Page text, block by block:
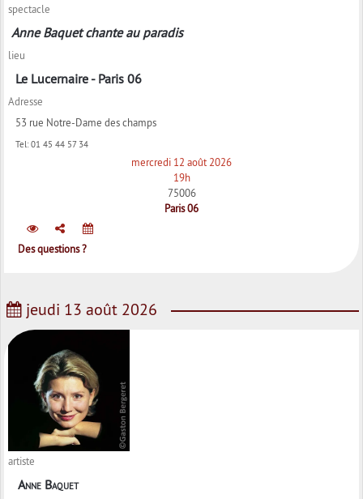
spectacle
Anne Baquet chante au paradis
lieu
Le Lucernaire - Paris 06
Adresse
53 rue Notre-Dame des champs
Tel: 01 45 44 57 34
mercredi 12 août 2026
19h
75006
Paris 06
Des questions ?
jeudi 13 août 2026
artiste
Anne Baquet